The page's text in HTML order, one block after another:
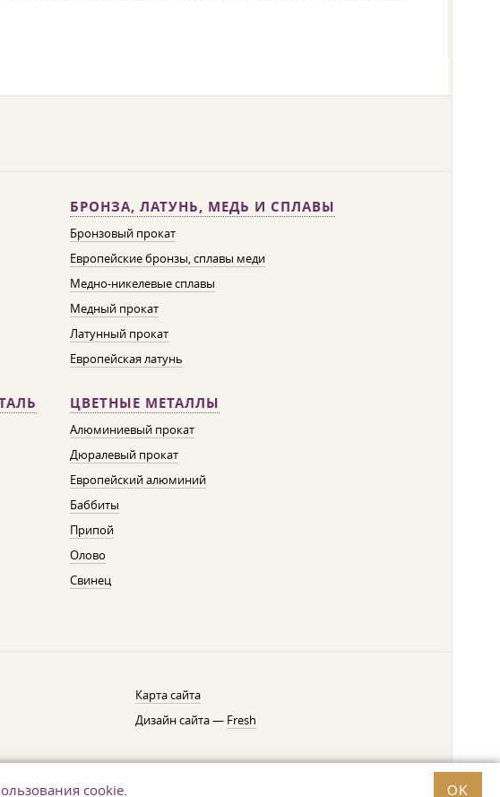
cookie. OK
БРОНЗА, ЛАТУНЬ, МЕДЬ И СПЛАВЫ
Бронзовый прокат
Европейские бронзы, сплавы меди
Медно-никелевые сплавы
Медный прокат
Латунный прокат
Европейская латунь
ЦВЕТНЫЕ МЕТАЛЛЫ
Алюминиевый прокат
Дюралевый прокат
Европейский алюминий
Баббиты
Припой
Олово
Свинец
Карта сайта
Дизайн сайта — Fresh